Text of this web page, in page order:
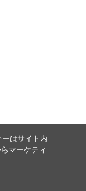
ーはサイト内
マーケティ